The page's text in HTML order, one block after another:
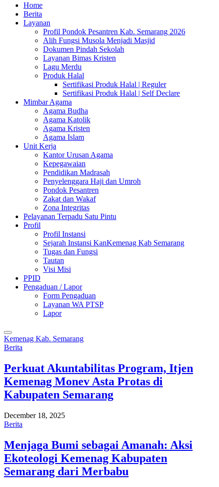
Home
Berita
Layanan
Profil Pondok Pesantren Kab. Semarang 2026
Alih Fungsi Musola Menjadi Masjid
Dokumen Pindah Sekolah
Layanan Bimas Kristen
Lagu Merdu
Produk Halal
Sertifikasi Produk Halal | Reguler
Sertifikasi Produk Halal | Self Declare
Mimbar Agama
Agama Budha
Agama Katolik
Agama Kristen
Agama Islam
Unit Kerja
Kantor Urusan Agama
Kepegawaian
Pendidikan Madrasah
Penyelenggara Haji dan Umroh
Pondok Pesantren
Zakat dan Wakaf
Zona Integritas
Pelayanan Terpadu Satu Pintu
Profil
Profil Instansi
Sejarah Instansi KanKemenag Kab Semarang
Tugas dan Fungsi
Tautan
Visi Misi
PPID
Pengaduan / Lapor
Form Pengaduan
Layanan WA PTSP
Lapor
Kemenag Kab. Semarang
Berita
Perkuat Akuntabilitas Program, Itjen
Kemenag Monev Asta Protas di
Kabupaten Semarang
December 18, 2025
Berita
Menjaga Bumi sebagai Amanah: Aksi
Ekoteologi Kemenag Kabupaten
Semarang dari Merbabu